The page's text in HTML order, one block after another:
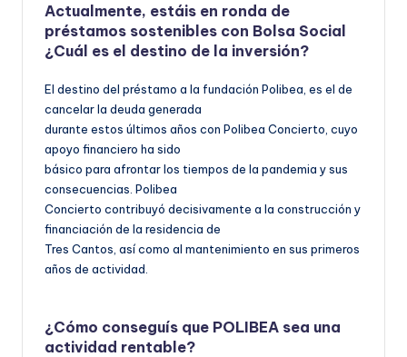
Actualmente, estáis en ronda de
préstamos sostenibles con Bolsa Social
¿Cuál es el destino de la inversión?
El destino del préstamo a la fundación Polibea, es el de
cancelar la deuda generada
durante estos últimos años con Polibea Concierto, cuyo
apoyo financiero ha sido
básico para afrontar los tiempos de la pandemia y sus
consecuencias. Polibea
Concierto contribuyó decisivamente a la construcción y
financiación de la residencia de
Tres Cantos, así como al mantenimiento en sus primeros
años de actividad.
¿Cómo conseguís que POLIBEA sea una
actividad rentable?